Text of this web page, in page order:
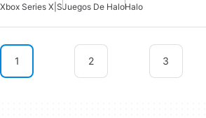
Xbox Series X|SJuegos De HaloHalo
1 2 3